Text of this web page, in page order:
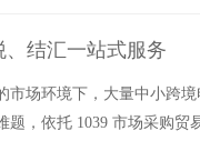
、结汇一站式服务
市场环境下，大量中小跨
，依托 1039 市场采购贸